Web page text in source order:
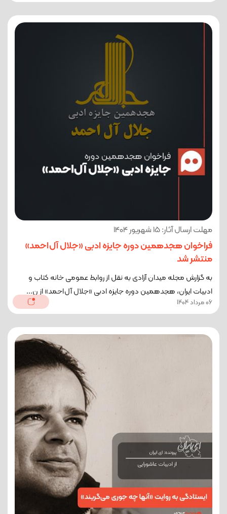
مهلت ارسال آثار: 15 شهریور 1404
فراخوان هجدهمین دوره جایزه ادبی «جلال آل‌احمد»
منتشر شد
به گزارش مجله میدان آزادی به نقل از روابط ‌عمومی خانه کتاب و
ادبیات ایران، هجدهمین دوره‌ جایزه‌ ادبی «جلال آل‌احمد» از ن...
06 مرداد 1404